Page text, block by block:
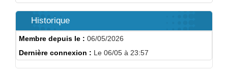
Historique
Membre depuis le : 06/05/2026
Dernière connexion : Le 06/05 à 23:57